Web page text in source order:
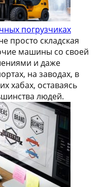
погрузчиках
просто складская
машины со своей
и даже
на заводах, в
хабах, оставаясь
людей.